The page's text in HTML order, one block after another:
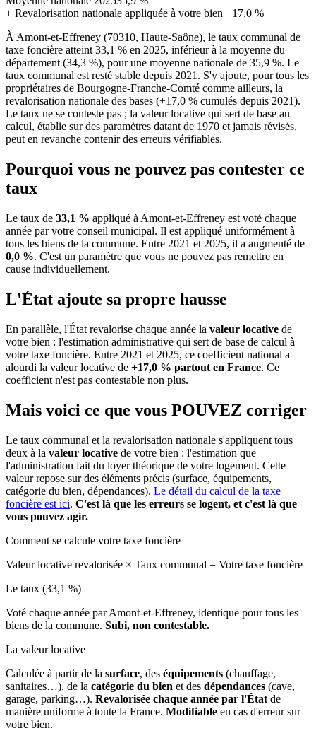
+ Revalorisation nationale appliquée à votre bien +17,0 %
À Amont-et-Effreney (70310, Haute-Saône), le taux communal de
taxe foncière atteint 33,1 % en 2025, inférieur à la moyenne du
département (34,3 %), pour une moyenne nationale de 35,9 %. Le
taux communal est resté stable depuis 2021. S'y ajoute, pour tous les
propriétaires de Bourgogne-Franche-Comté comme ailleurs, la
revalorisation nationale des bases (+17,0 % cumulés depuis 2021).
Le taux ne se conteste pas ; la valeur locative qui sert de base au
calcul, établie sur des paramètres datant de 1970 et jamais révisés,
peut en revanche contenir des erreurs vérifiables.
Pourquoi vous ne pouvez pas contester ce
taux
Le taux de 33,1 % appliqué à Amont-et-Effreney est voté chaque
année par votre conseil municipal. Il est appliqué uniformément à
tous les biens de la commune. Entre 2021 et 2025, il a augmenté de
0,0 %. C'est un paramètre que vous ne pouvez pas remettre en
cause individuellement.
L'État ajoute sa propre hausse
En parallèle, l'État revalorise chaque année la valeur locative de
votre bien : l'estimation administrative qui sert de base de calcul à
votre taxe foncière. Entre 2021 et 2025, ce coefficient national a
alourdi la valeur locative de +17,0 % partout en France. Ce
coefficient n'est pas contestable non plus.
Mais voici ce que vous POUVEZ corriger
Le taux communal et la revalorisation nationale s'appliquent tous
deux à la valeur locative de votre bien : l'estimation que
l'administration fait du loyer théorique de votre logement. Cette
valeur repose sur des éléments précis (surface, équipements,
catégorie du bien, dépendances). Le détail du calcul de la taxe
foncière est ici. C'est là que les erreurs se logent, et c'est là que
vous pouvez agir.
Comment se calcule votre taxe foncière
Valeur locative revalorisée × Taux communal = Votre taxe foncière
Le taux (33,1 %)
Voté chaque année par Amont-et-Effreney, identique pour tous les
biens de la commune. Subi, non contestable.
La valeur locative
Calculée à partir de la surface, des équipements (chauffage,
sanitaires…), de la catégorie du bien et des dépendances (cave,
garage, parking…). Revalorisée chaque année par l'État de
manière uniforme à toute la France. Modifiable en cas d'erreur sur
votre bien.